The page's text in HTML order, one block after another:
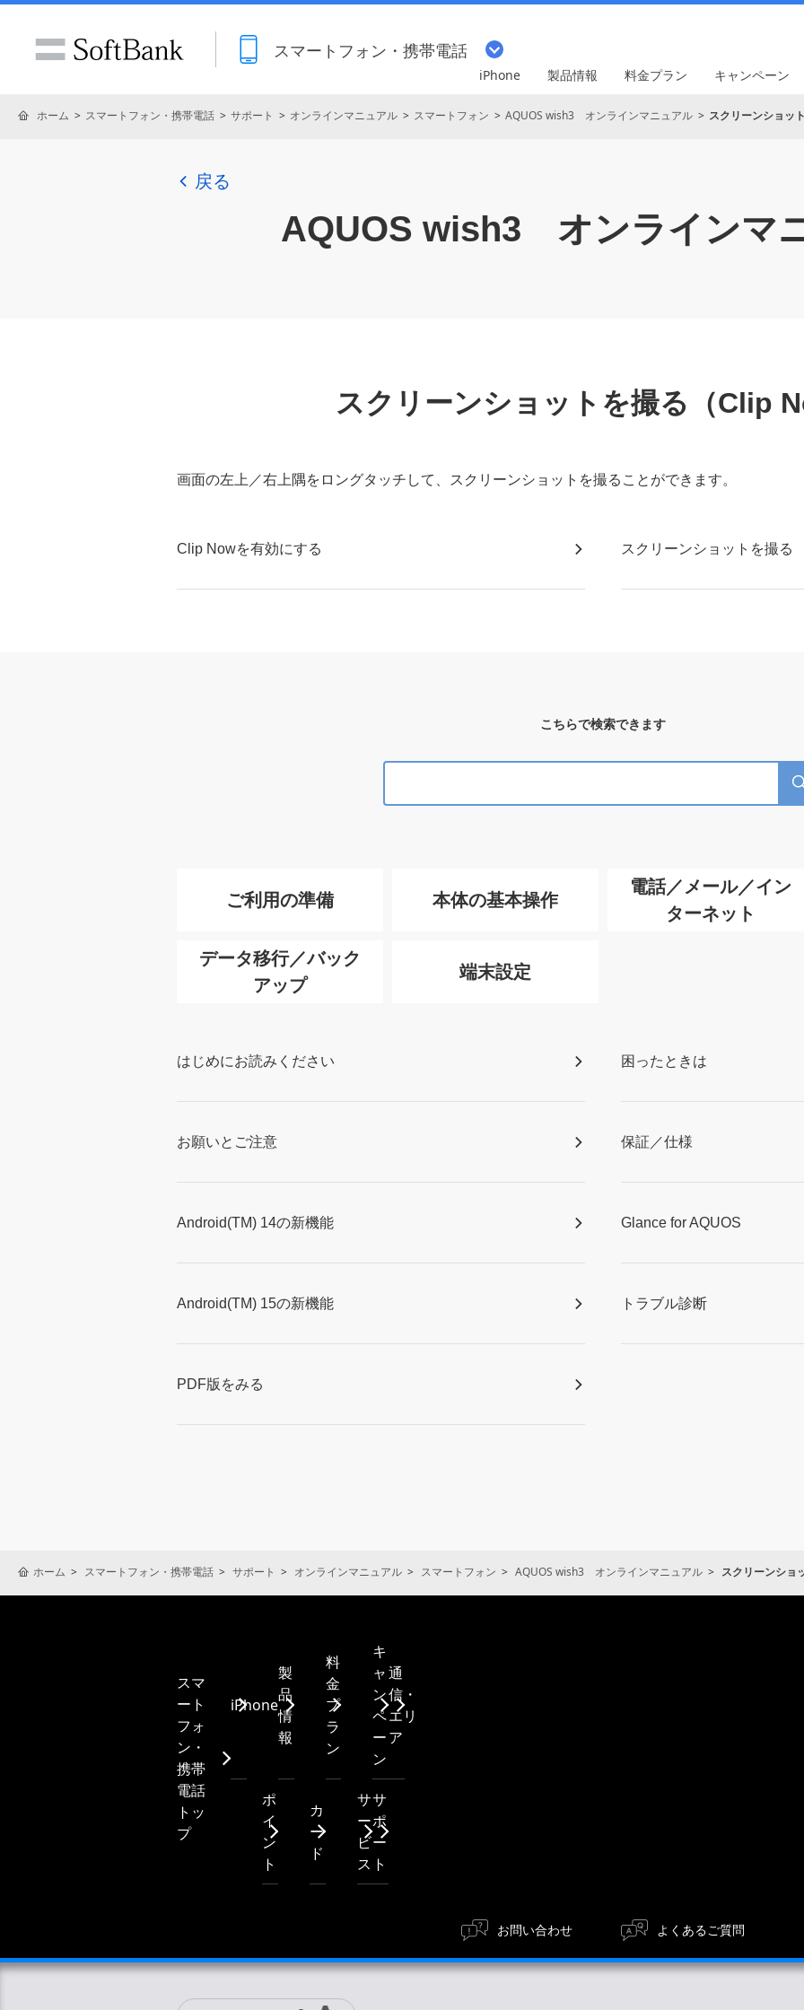
スマートフォン・携帯電話
iPhone 製品情報 料金プラン キャンペーン
ホーム スマートフォン・携帯電話 サポート オンラインマニュアル スマートフォン AQUOS wish3 オンラインマニュアル スクリーンショッ
戻る
AQUOS wish3 オンラインマ
スクリーンショットを撮る（Clip
画面の左上／右上隅をロングタッチして、スクリーンショットを撮ることができます。
Clip Nowを有効にする スクリーンショットを撮る
こちらで検索できます
ご利用の準備 本体の基本操作
電話／メール／イン
ターネット
データ移行／バック
アップ
端末設定
はじめにお読みください 困ったときは
お願いとご注意 保証／仕様
Android(TM) 14の新機能 Glance for AQUOS
Android(TM) 15の新機能 トラブル診断
PDF版をみる
ホーム スマートフォン・携帯電話 サポート オンラインマニュアル スマートフォン AQUOS wish3 オンラインマニュアル スクリーンショ
スマ
ート
フォ
ン・
携帯
電話
トッ
プ
iPhone
製
品
情
報
料
金
プ
ラ
ン
キ
ャ
ン
ペ
ー
ン
通
信・
エリ
ア
ポ
イ
ン
ト
カ
ー
ド
サ
ー
ビ
ス
サ
ポ
ー
ト
お問い合わせ よくあるご質問